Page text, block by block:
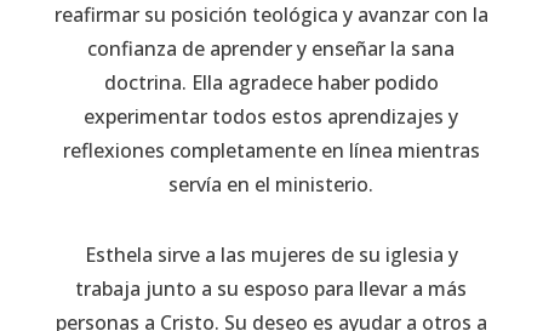
reafirmar su posición teológica y avanzar con la
confianza de aprender y enseñar la sana
doctrina. Ella agradece haber podido
experimentar todos estos aprendizajes y
reflexiones completamente en línea mientras
servía en el ministerio.
Esthela sirve a las mujeres de su iglesia y
trabaja junto a su esposo para llevar a más
personas a Cristo. Su deseo es ayudar a otros a